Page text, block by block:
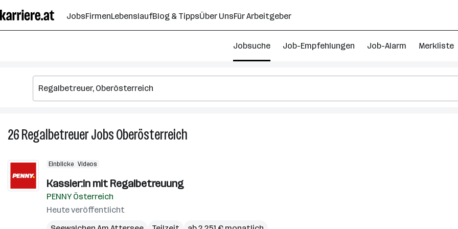
Seiteninhalt
springen
JobsFirmenLebenslaufBlog & TippsÜber UnsFür Arbeitgeber
Jobsuche Job-Empfehlungen Job-Alarm Merkliste
26RegalbetreuerJobsOberösterreich
Einblicke Videos
Kassier:in mit Regalbetreuung
PENNY Österreich
Heute veröffentlicht